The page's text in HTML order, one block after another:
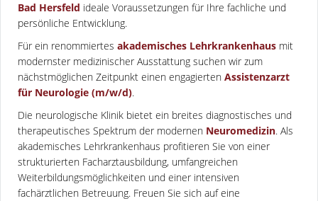
Bad Hersfeld ideale Voraussetzungen für Ihre fachliche und
persönliche Entwicklung.
Für ein renommiertes akademisches Lehrkrankenhaus mit
modernster medizinischer Ausstattung suchen wir zum
nächstmöglichen Zeitpunkt einen engagierten Assistenzarzt
für Neurologie (m/w/d).
Die neurologische Klinik bietet ein breites diagnostisches und
therapeutisches Spektrum der modernen Neuromedizin. Als
akademisches Lehrkrankenhaus profitieren Sie von einer
strukturierten Facharztausbildung, umfangreichen
Weiterbildungsmöglichkeiten und einer intensiven
fachärztlichen Betreuung. Freuen Sie sich auf eine